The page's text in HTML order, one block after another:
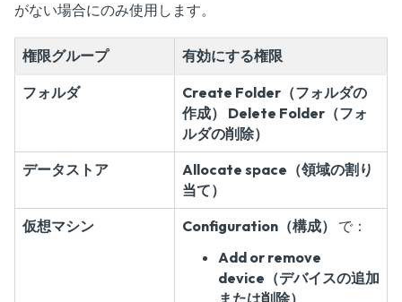
がない場合にのみ使用します。
権限グループ 有効にする権限
フォルダ
Create Folder（フォルダの
作成）
Delete Folder（フォ
ルダの削除）
データストア
Allocate space（領域の割り
当て）
仮想マシン
Configuration（構成）
で：
Add or remove
device（デバイスの追加
または削除）